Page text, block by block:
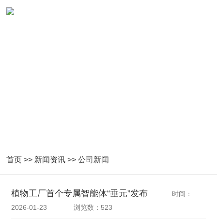
首页 >> 新闻资讯 >>公司新闻
植物工厂首个专属智能体“垂元”发布
时间：
2026-01-23
浏览数：523